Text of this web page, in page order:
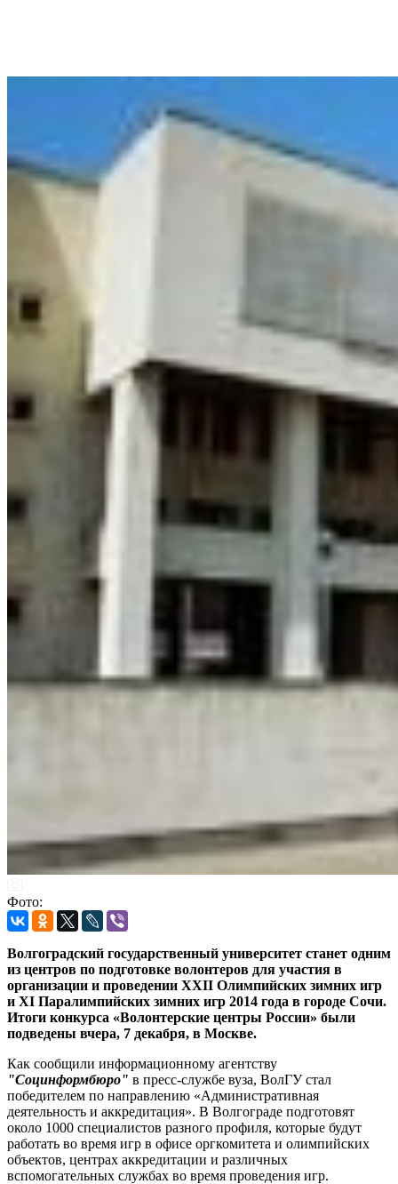
Фото:
Волгоградский государственный университет станет одним
из центров по подготовке волонтеров для участия в
организации и проведении XXII Олимпийских зимних игр
и XI Паралимпийских зимних игр 2014 года в городе Сочи.
Итоги конкурса «Волонтерские центры России» были
подведены вчера, 7 декабря, в Москве.
Как сообщили информационному агентству
"Социнформбюро" в пресс-службе вуза, ВолГУ стал
победителем по направлению «Административная
деятельность и аккредитация». В Волгограде подготовят
около 1000 специалистов разного профиля, которые будут
работать во время игр в офисе оргкомитета и олимпийских
объектов, центрах аккредитации и различных
вспомогательных службах во время проведения игр.